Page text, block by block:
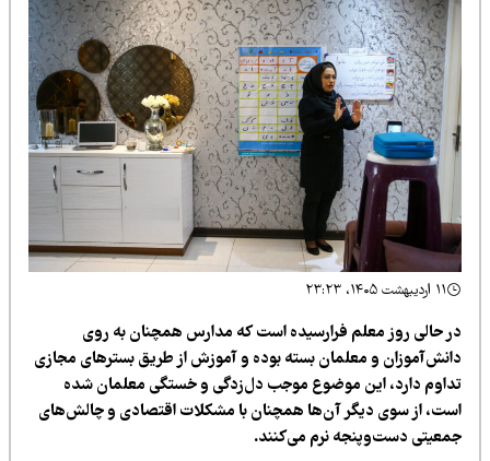
حالی روز معلم فرارسیده است که مدارس همچنان به روی
و معلمان بسته بوده و آموزش از طریق بسترهای مجازی
دارد، این موضوع موجب دل‌زدگی و خستگی معلمان شده
از سوی دیگر آن‌ها همچنان با مشکلات اقتصادی و چالش‌های
دست‌وپنجه نرم می‌کنند.